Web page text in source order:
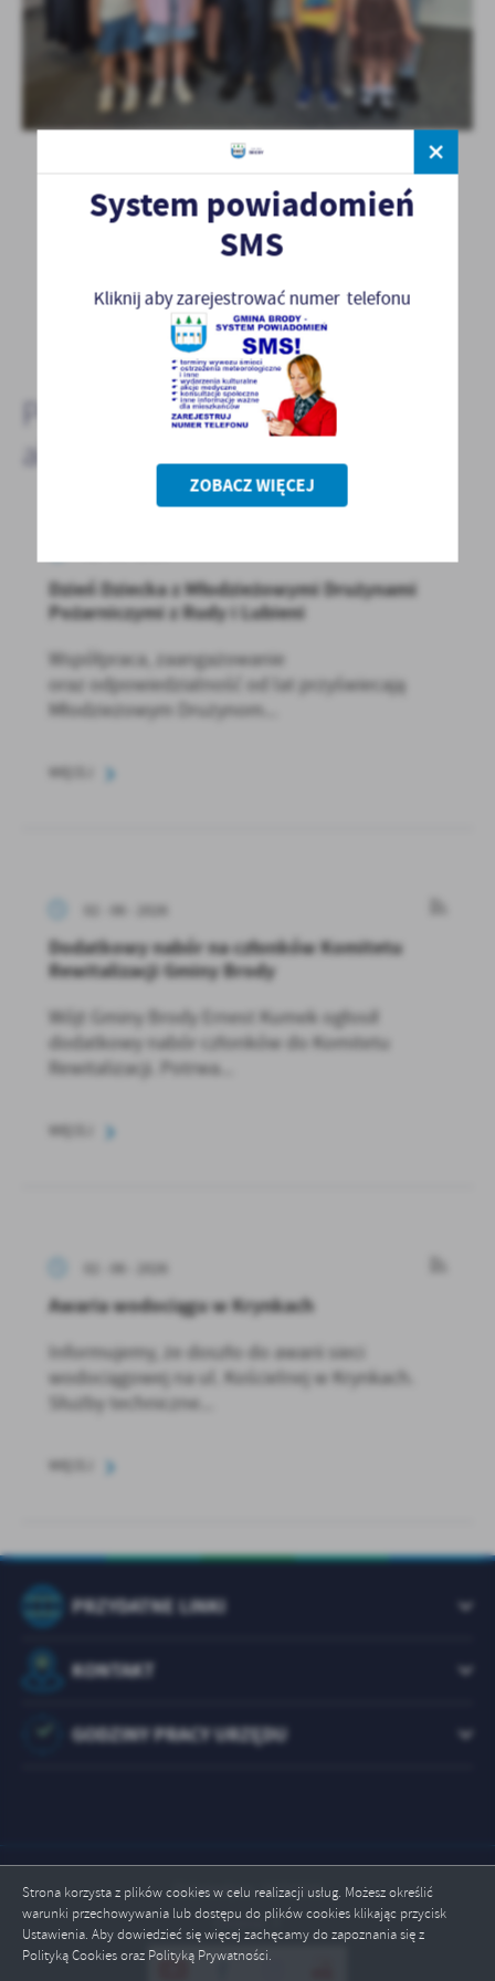
Strona korzysta z plików cookies w celu realizacji usług. Możesz określić
warunki przechowywania lub dostępu do plików cookies klikając przycisk
Ustawienia. Aby dowiedzieć się więcej zachęcamy do zapoznania się z
Polityką Cookies oraz Polityką Prywatności.
POWRÓT
POPRZEDNI NASTĘPNY
Pozostałe
aktualności
Dzień Dziecka z Młodzieżowymi Drużynami
Pożarniczymi z Rudy i Lubieni
Współpraca, zaangażowanie
oraz odpowiedzialność od lat przyświecają
Młodzieżowym Drużynom...
02 - 06 - 2026
Dodatkowy nabór na członków Komitetu
Rewitalizacji Gminy Brody
Wójt Gminy Brody Ernest Kumek ogłosił
dodatkowy nabór członków do Komitetu
Rewitalizacji. Potrwa...
02 - 06 - 2026
Awaria wodociągu w Krynkach
Informujemy, że doszło do awarii sieci
wodociągowej na ul. Kościelnej w Krynkach.
Służby techniczne...
PRZYDATNE LINKI
KONTAKT
GODZINY PRACY URZĘDU
Odwiedzin: 1073565
Online: 7
System powiadomień
SMS
Kliknij aby zarejestrować numer telefonu
ZOBACZ WIĘCEJ